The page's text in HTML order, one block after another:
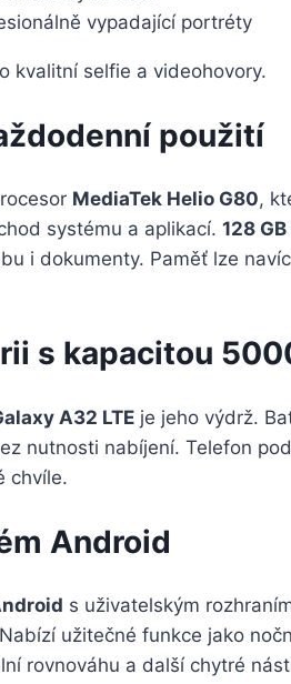
vypadající portréty
kvalitní selfie a videohovory.
použití
MediaTek Helio G80,
systému a aplikací. 128
i dokumenty. Paměť lze
s kapacitou
A32 LTE je jeho výdrž.
nutnosti nabíjení. Telefon
chvíle.
Android
s uživatelským
užitečné funkce jako
rovnováhu a další chytré